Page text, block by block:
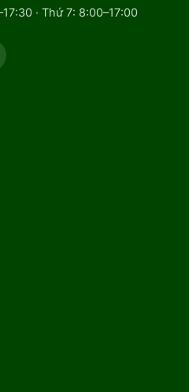
· Thứ 7: 8:00–17:00